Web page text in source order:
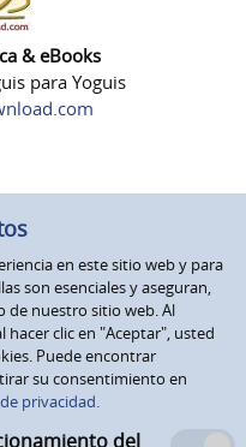
& eBooks
para Yoguis
en este sitio web y para
son esenciales y aseguran,
de nuestro sitio web. Al
clic en "Aceptar", usted
Puede encontrar
su consentimiento en
privacidad.
del